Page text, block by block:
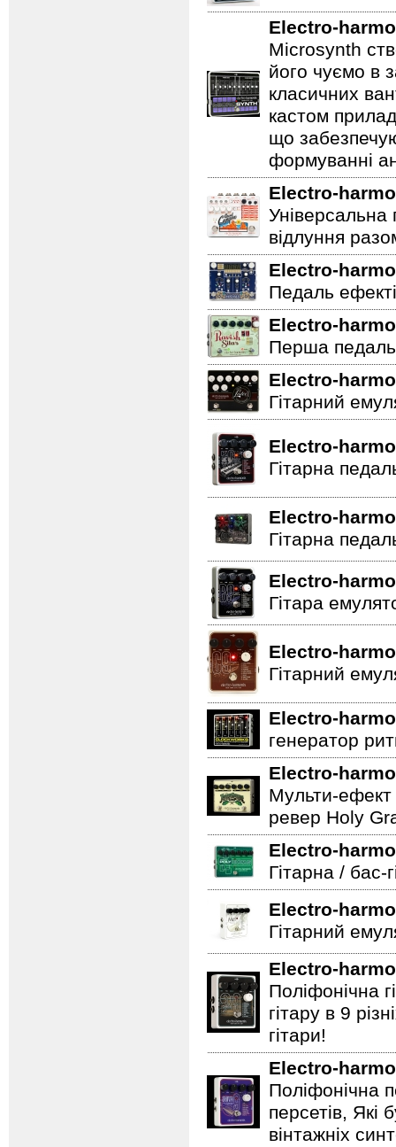
Electro-
Microsynth
його чуємо в
класичних
кастом
що
формуванні
Electro-
Універсальна
відлуння
Electro-
Педаль
Electro-
Перша
Electro-
Гітарний
Electro-
Гітарна
Electro-
Гітарна
Electro-
Гітара
Electro-
Гітарний
Electro-
генератор
Electro-
Мульти-ефект
ревер Holy
Electro-
Гітарна / бас-
Electro-
Гітарний
Electro-
Поліфонічна
гітару в 9
гітари!
Electro-
Поліфонічна
персетів, Які
вінтажніх